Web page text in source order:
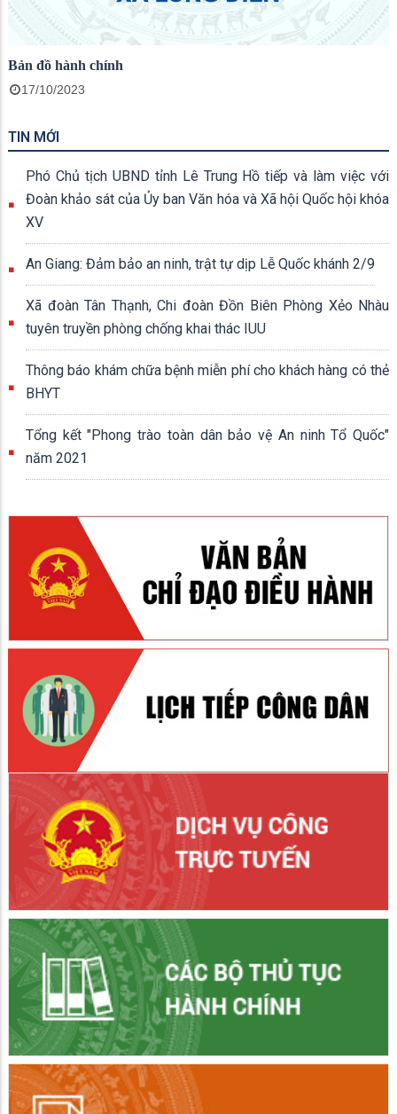
Bản đồ hành chính
17/10/2023
TIN MỚI
Phó Chủ tịch UBND tỉnh Lê Trung Hồ tiếp và làm việc với
Đoàn khảo sát của Ủy ban Văn hóa và Xã hội Quốc hội khóa
XV
An Giang: Đảm bảo an ninh, trật tự dịp Lễ Quốc khánh 2/9
Xã đoàn Tân Thạnh, Chi đoàn Đồn Biên Phòng Xẻo Nhàu
tuyên truyền phòng chống khai thác IUU
Thông báo khám chữa bệnh miễn phí cho khách hàng có thẻ
BHYT
Tổng kết "Phong trào toàn dân bảo vệ An ninh Tổ Quốc"
năm 2021